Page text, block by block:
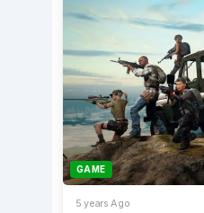
GAME
5 years Ago